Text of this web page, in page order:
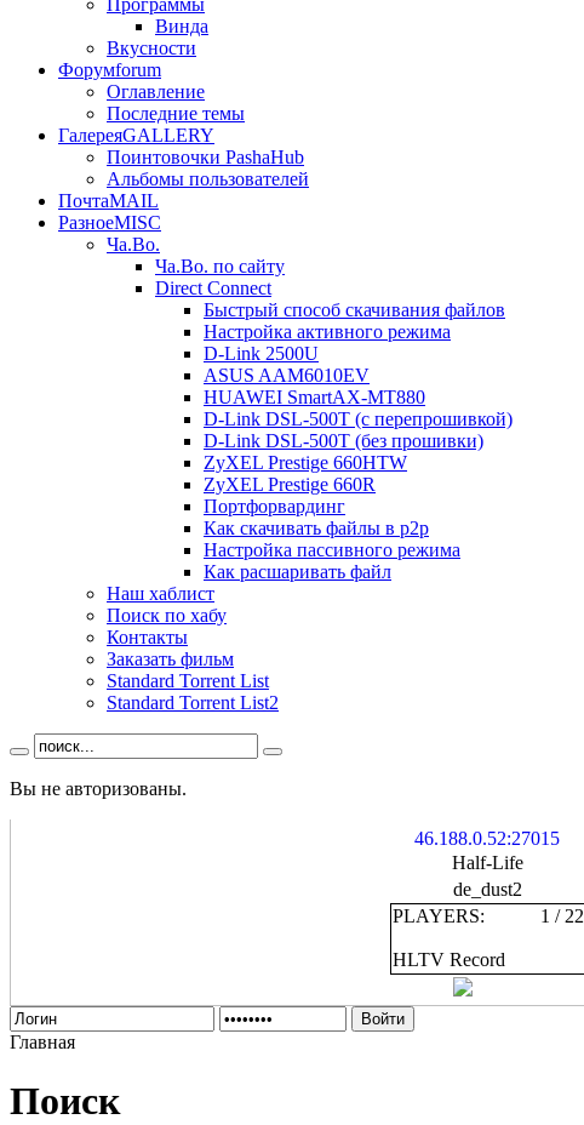
Программы
Винда
Вкусности
Форумforum
Оглавление
Последние темы
ГалереяGALLERY
Поинтовочки PashaHub
Альбомы пользователей
ПочтаMAIL
РазноеMISC
Ча.Во.
Ча.Во. по сайту
Direct Connect
Быстрый способ скачивания файлов
Настройка активного режима
D-Link 2500U
ASUS AAM6010EV
HUAWEI SmartAX-MT880
D-Link DSL-500T (c перепрошивкой)
D-Link DSL-500T (без прошивки)
ZyXEL Prestige 660HTW
ZyXEL Prestige 660R
Портфорвардинг
Как скачивать файлы в p2p
Настройка пассивного режима
Как расшаривать файл
Наш хаблист
Поиск по хабу
Контакты
Заказать фильм
Standard Torrent List
Standard Torrent List2
Вы не авторизованы.
46.188.0.52:27015
Half-Life
de_dust2
PLAYERS:
1 / 22
HLTV Record
Войти
Главная
Поиск